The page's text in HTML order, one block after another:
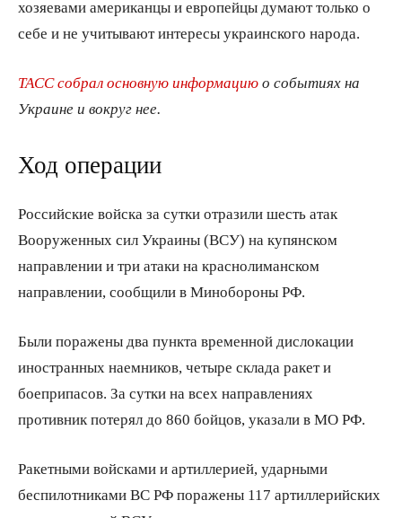
хозяевами американцы и европейцы думают только о
себе и не учитывают интересы украинского народа.
ТАСС собрал основную информацию о событиях на
Украине и вокруг нее.
Ход операции
Российские войска за сутки отразили шесть атак
Вооруженных сил Украины (ВСУ) на купянском
направлении и три атаки на краснолиманском
направлении, сообщили в Минобороны РФ.
Были поражены два пункта временной дислокации
иностранных наемников, четыре склада ракет и
боеприпасов. За сутки на всех направлениях
противник потерял до 860 бойцов, указали в МО РФ.
Ракетными войсками и артиллерией, ударными
беспилотниками ВС РФ поражены 117 артиллерийских